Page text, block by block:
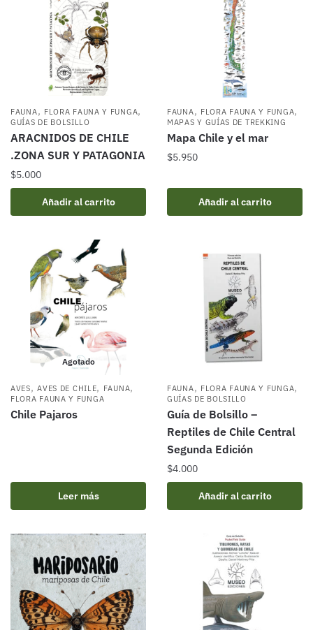
FAUNA, FLORA FAUNA Y FUNGA,
GUÍAS DE BOLSILLO
ARACNIDOS DE CHILE
.ZONA SUR Y PATAGONIA
$5.000
Añadir al carrito
FAUNA, FLORA FAUNA Y FUNGA,
MAPAS Y GUÍAS DE TREKKING
Mapa Chile y el mar
$5.950
Añadir al carrito
Agotado
AVES,AVES DE CHILE, FAUNA,
FLORA FAUNA Y FUNGA
Chile Pajaros
Leer más
FAUNA, FLORA FAUNA Y FUNGA,
GUÍAS DE BOLSILLO
Guía de Bolsillo –
Reptiles de Chile Central
Segunda Edición
$4.000
Añadir al carrito